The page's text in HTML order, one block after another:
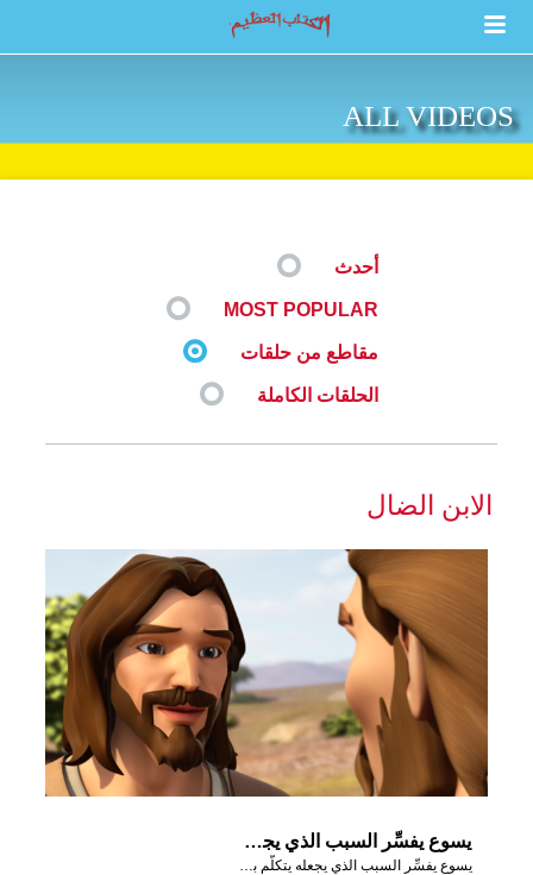
ALL VIDEOS
أحدث
MOST POPULAR
مقاطع من حلقات
الحلقات الكاملة
الابن الضال
يسوع يفسِّر السبب الذي يجعله يتكلَّم بأمثال
يسوع يفسِّر السبب الذي يجعله يتكلَّم بأمثال